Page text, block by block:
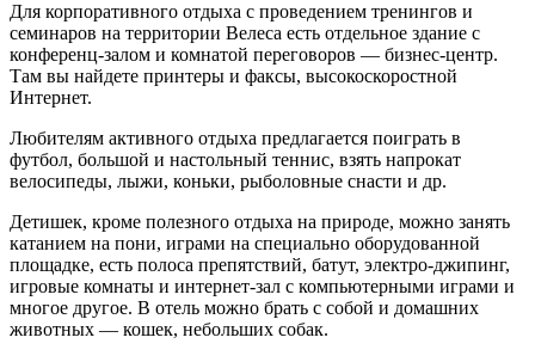
Для корпоративного отдыха с проведением тренингов и
семинаров на территории Велеса есть отдельное здание с
конференц-залом и комнатой переговоров — бизнес-центр.
Там вы найдете принтеры и факсы, высокоскоростной
Интернет.
Любителям активного отдыха предлагается поиграть в
футбол, большой и настольный теннис, взять напрокат
велосипеды, лыжи, коньки, рыболовные снасти и др.
Детишек, кроме полезного отдыха на природе, можно занять
катанием на пони, играми на специально оборудованной
площадке, есть полоса препятствий, батут, электро-джипинг,
игровые комнаты и интернет-зал с компьютерными играми и
многое другое. В отель можно брать с собой и домашних
животных — кошек, небольших собак.